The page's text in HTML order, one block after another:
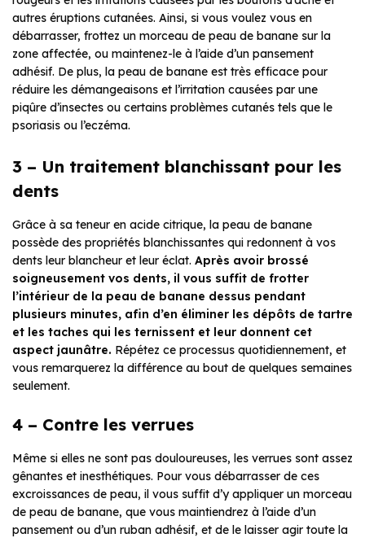
autres éruptions cutanées. Ainsi, si vous voulez vous en
débarrasser, frottez un morceau de peau de banane sur la
zone affectée, ou maintenez-le à l’aide d’un pansement
adhésif. De plus, la peau de banane est très efficace pour
réduire les démangeaisons et l’irritation causées par une
piqûre d’insectes ou certains problèmes cutanés tels que le
psoriasis ou l’eczéma.
3 – Un traitement blanchissant pour les
dents
Grâce à sa teneur en acide citrique, la peau de banane
possède des propriétés blanchissantes qui redonnent à vos
dents leur blancheur et leur éclat. Après avoir brossé
soigneusement vos dents, il vous suffit de frotter
l’intérieur de la peau de banane dessus pendant
plusieurs minutes, afin d’en éliminer les dépôts de tartre
et les taches qui les ternissent et leur donnent cet
aspect jaunâtre. Répétez ce processus quotidiennement, et
vous remarquerez la différence au bout de quelques semaines
seulement.
4 – Contre les verrues
Même si elles ne sont pas douloureuses, les verrues sont assez
gênantes et inesthétiques. Pour vous débarrasser de ces
excroissances de peau, il vous suffit d’y appliquer un morceau
de peau de banane, que vous maintiendrez à l’aide d’un
pansement ou d’un ruban adhésif, et de le laisser agir toute la